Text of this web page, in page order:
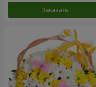
Заказать